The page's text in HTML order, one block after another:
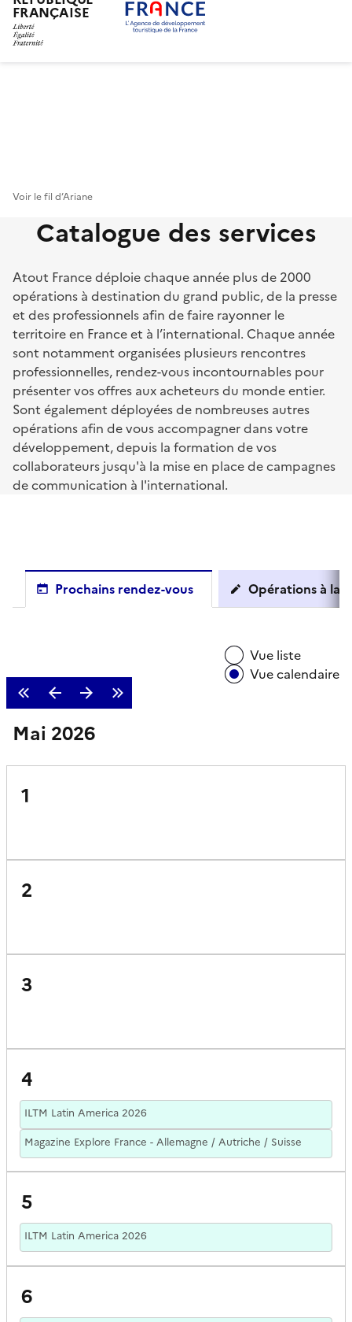
FRANÇAISE
Voir le fil d’Ariane
Catalogue des services
Atout France déploie chaque année plus de 2000
opérations à destination du grand public, de la presse
et des professionnels afin de faire rayonner le
territoire en France et à l’international. Chaque année
sont notamment organisées plusieurs rencontres
professionnelles, rendez-vous incontournables pour
présenter vos offres aux acheteurs du monde entier.
Sont également déployées de nombreuses autres
opérations afin de vous accompagner dans votre
développement, depuis la formation de vos
collaborateurs jusqu'à la mise en place de campagnes
de communication à l'international.
Prochains rendez-vous Opérations à la
Vue liste
Vue calendaire
Mai 2026
1
2
3
4
ILTM Latin America 2026
Magazine Explore France - Allemagne / Autriche / Suisse
5
ILTM Latin America 2026
6